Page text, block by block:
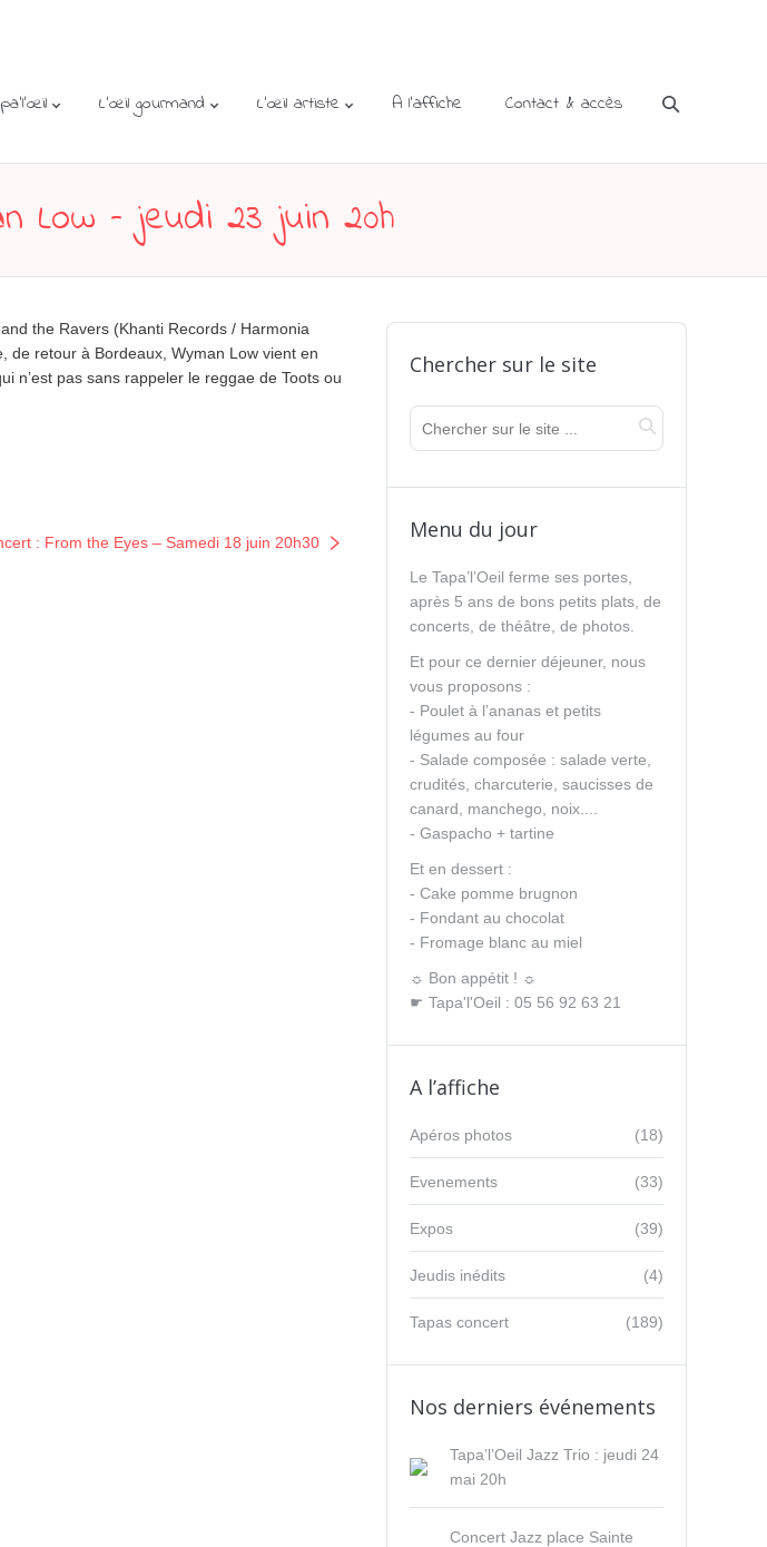
L’œil gourmand L’œil artiste A l’affiche Contact & accès
Low – jeudi 23 juin 20h
the Ravers (Khanti Records / Harmonia
de retour à Bordeaux, Wyman Low vient en
n’est pas sans rappeler le reggae de Toots ou
: From the Eyes – Samedi 18 juin 20h30
Chercher sur le site
Menu du jour
Le Tapa’l’Oeil ferme ses portes,
après 5 ans de bons petits plats, de
concerts, de théâtre, de photos.
Et pour ce dernier déjeuner, nous
vous proposons :
- Poulet à l’ananas et petits
légumes au four
- Salade composée : salade verte,
crudités, charcuterie, saucisses de
canard, manchego, noix....
- Gaspacho + tartine
Et en dessert :
- Cake pomme brugnon
- Fondant au chocolat
- Fromage blanc au miel
☼ Bon appétit ! ☼
☛ Tapa'l'Oeil : 05 56 92 63 21
A l’affiche
(18)
Apéros photos
(33)
Evenements
(39)
Expos
(4)
Jeudis inédits
(189)
Tapas concert
Nos derniers événements
Tapa’l’Oeil Jazz Trio : jeudi 24
mai 20h
Concert Jazz place Sainte